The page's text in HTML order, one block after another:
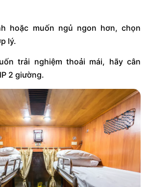
hoặc muốn ngủ ngon hơn, chọn
lý.
trải nghiệm thoải mái, hãy cân
2 giường.